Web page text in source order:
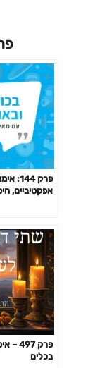
פרק
אפקטיביים,
פרק
בכלים